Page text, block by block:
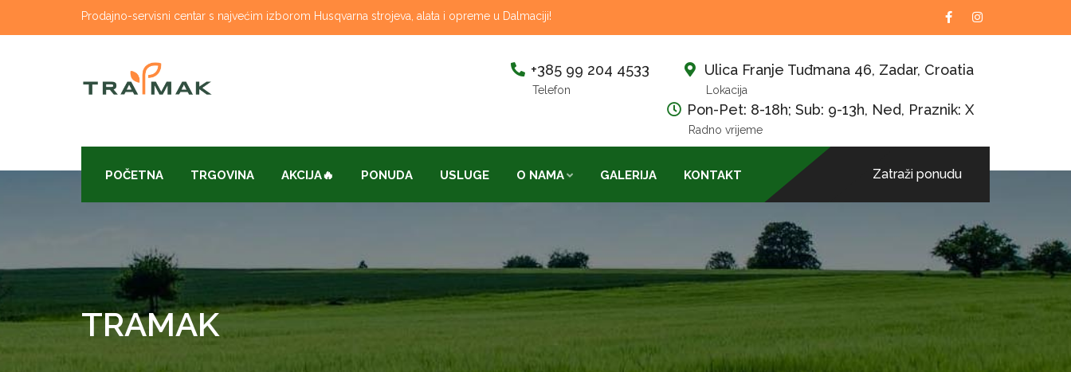
to
Prodajno-servisni centar s najvećim izborom Husqvarna strojeva, alata i opreme u Dalmaciji!
+385 99 204 4533
Telefon
Ulica Franje Tuđmana 46, Zadar, Croatia
Lokacija
Pon-Pet: 8-18h; Sub: 9-13h, Ned, Praznik: X
Radno vrijeme
POČETNA TRGOVINA AKCIJA🔥 PONUDA USLUGE O NAMA GALERIJA KONTAKT Zatraži ponudu
TRAMAK